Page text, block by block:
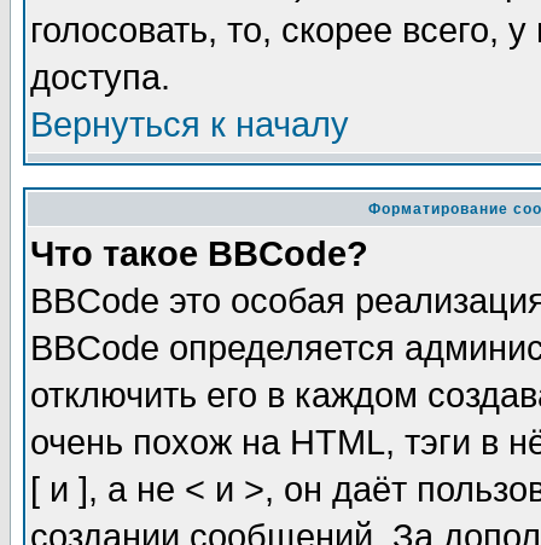
голосовать, то, скорее всего,
доступа.
Вернуться к началу
Форматирование
Что такое BBCode?
BBCode это особая
BBCode определяется
отключить его в каждом
очень похож на HTML, тэги в
[ и ], а не < и >, он даёт
создании сообщений. За